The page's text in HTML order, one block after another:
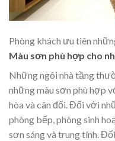
Phòng khách ưu tiên
Màu sơn phù hợp cho
Những ngôi nhà tầng
những màu sơn phù hợp
hòa và cân đối. Đối với
phòng bếp, phòng sinh
sơn sáng và trung tính.